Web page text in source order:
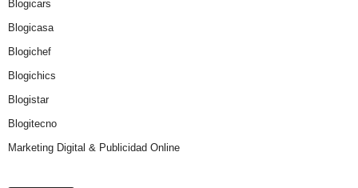
Blogicars
Blogicasa
Blogichef
Blogichics
Blogistar
Blogitecno
Marketing Digital & Publicidad Online